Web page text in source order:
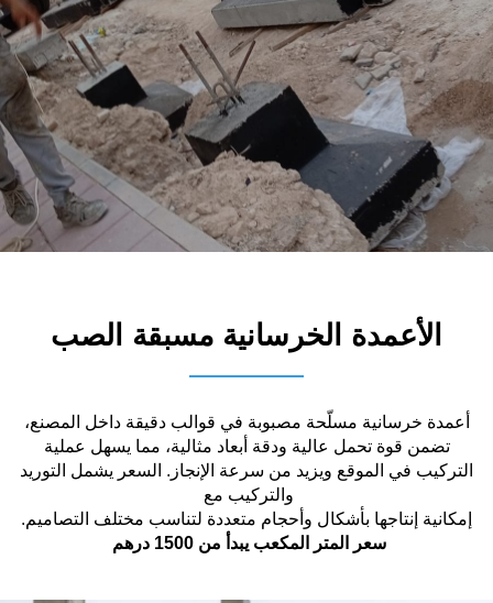
الأعمدة الخرسانية مسبقة الصب
أعمدة خرسانية مسلّحة مصبوبة في قوالب دقيقة داخل المصنع،
تضمن قوة تحمل عالية ودقة أبعاد مثالية، مما يسهل عملية
التركيب في الموقع ويزيد من سرعة الإنجاز. السعر يشمل التوريد
والتركيب مع
إمكانية إنتاجها بأشكال وأحجام متعددة لتناسب مختلف التصاميم.
سعر المتر المكعب يبدأ من 1500 درهم